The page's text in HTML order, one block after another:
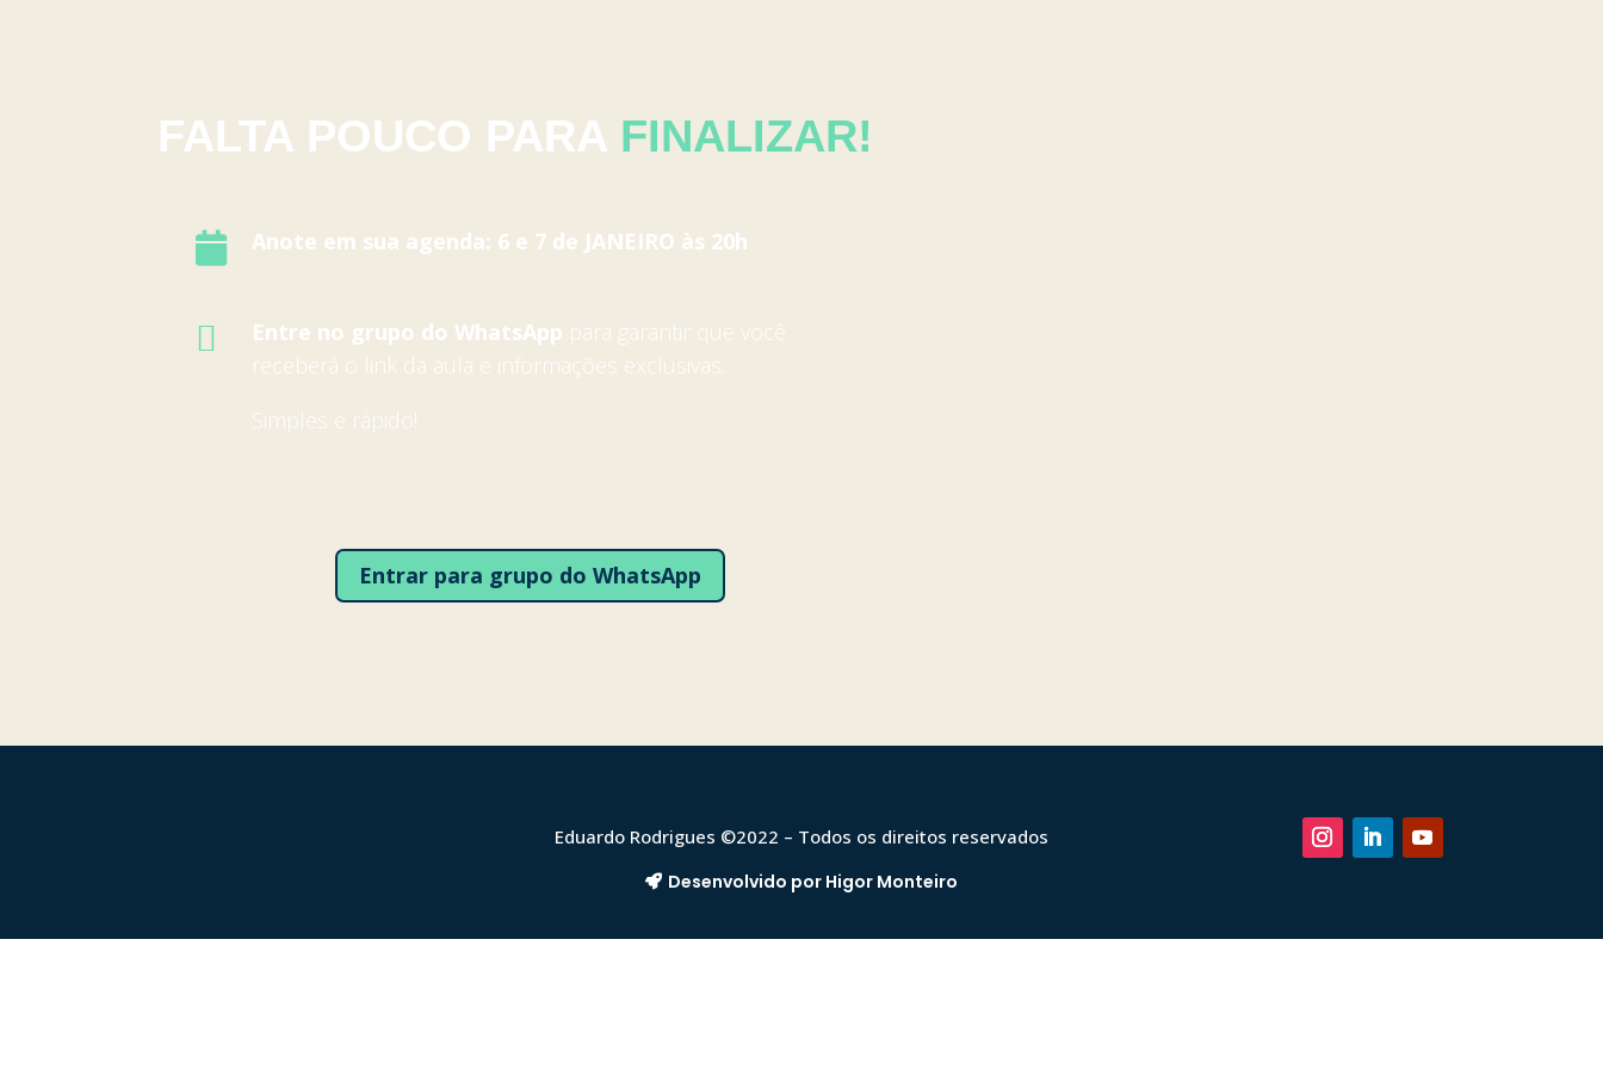
FALTA POUCO PARA FINALIZAR!
 Anote em sua agenda: 6 e 7 de JANEIRO às 20h
 Entre no grupo do WhatsApp para garantir que você
receberá o link da aula e informações exclusivas.
Simples e rápido!
Entrar para grupo do WhatsApp
Eduardo Rodrigues ©2022 – Todos os direitos reservados
Desenvolvido por Higor Monteiro